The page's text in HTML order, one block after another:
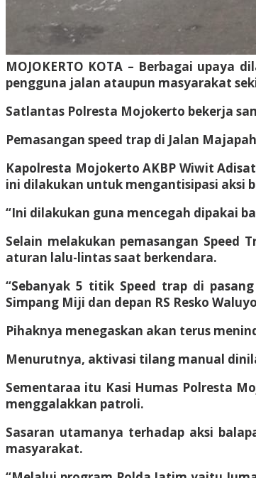
MOJOKERTO KOTA – Berbagai
pengguna jalan ataupun masyarakat
Satlantas Polresta Mojokerto bekerja
Pemasangan speed trap di Jalan
Kapolresta Mojokerto AKBP Wiwit
ini dilakukan untuk mengantisipasi aksi
“Ini dilakukan guna mencegah dipakai
Selain melakukan pemasangan
aturan lalu-lintas saat berkendara.
“Sebanyak 5 titik Speed trap di
Simpang Miji dan depan RS Resko
Pihaknya menegaskan akan terus
Menurutnya, aktivasi tilang manual
Sementaraa itu Kasi Humas Polresta
menggalakkan patroli.
Sasaran utamanya terhadap aksi
masyarakat.